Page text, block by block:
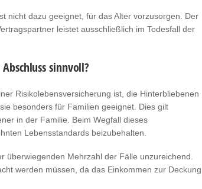
nicht dazu geeignet, für das Alter vorzusorgen. Der
leistet ausschließlich im Todesfall der
sinnvoll?
Risikolebensversicherung ist, die Hinterbliebenen
besonders für Familien geeignet. Dies gilt
in der Familie. Beim Wegfall dieses
Lebensstandards beizubehalten.
überwiegenden Mehrzahl der Fälle unzureichend.
werden müssen, da das Einkommen zur Deckung